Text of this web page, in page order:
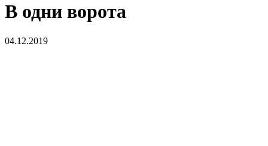
В одни ворота
04.12.2019